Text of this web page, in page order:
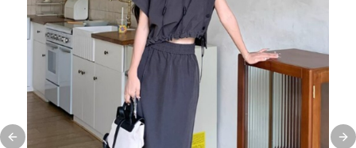
Previous slide